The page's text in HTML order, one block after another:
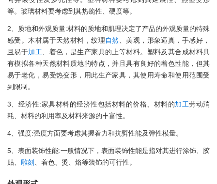
等。玻璃材料要考虑到其热脆性、硬度等。
2、质地和外观质量:材料的质地和肌理决定了产品的外观质量的特殊
感受。木材属于天然材料，纹理自然、美观，形象逼真，手感好，
且易于加工、着色，是生产家具的上等材料。塑料及其合成材料具
有模拟各种天然材料质地的特点，并且具有良好的着色性能，但其
易于老化，易受热变形，用此生产家具，其使用寿命和使用范围受
到限制。
3、经济性:家具材料的经济性包括材料的价格、材料的加工劳动消
耗、材料的利用率及材料来源的丰富性。
4、强度:强度方面要考虑其握着力和抗劈性能及弹性模量。
5、表面装饰性能:一般情况下，表面装饰性能是指对其进行涂饰、胶
贴、 雕刻 、着色、烫、烙等装饰的可行性。